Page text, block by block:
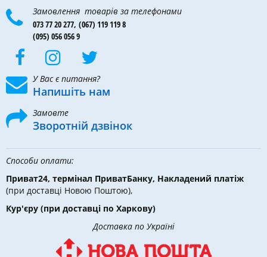
Замовлення товарів за телефонами
073 77 20 277, (067) 119 119 8
(095) 056 056 9
У Вас є питання?
Напишіть нам
Замовте
Зворотній дзвінок
Способи оплати:
Приват24, термінал ПриватБанку, Накладений платіж
(при доставці Новою Поштою),
Кур'єру (при доставці по Харкову)
Доставка по Україні